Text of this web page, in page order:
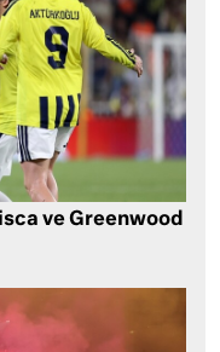
ve Greenwood